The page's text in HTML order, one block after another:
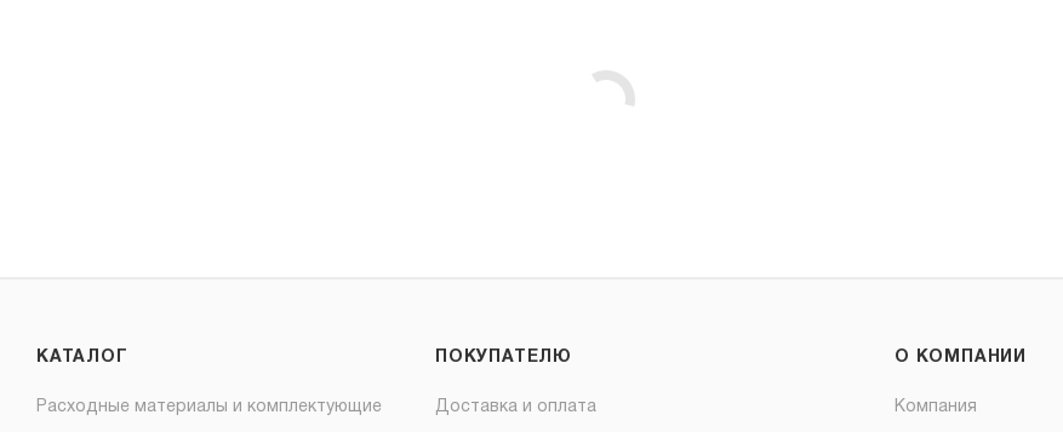
КАТАЛОГ
Расходные материалы и комплектующие
ПОКУПАТЕЛЮ
Доставка и оплата
О КОМПАНИИ
Компания